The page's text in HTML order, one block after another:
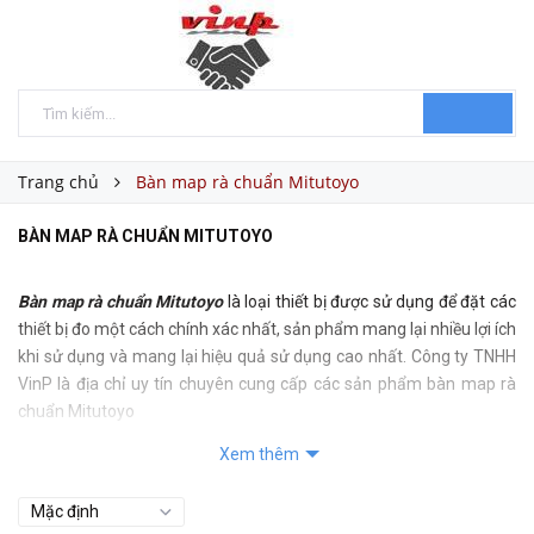
Trang chủ Bàn map rà chuẩn Mitutoyo
BÀN MAP RÀ CHUẨN MITUTOYO
Bàn map rà chuẩn Mitutoyolà loại thiết bị được sử dụng để đặt các
thiết bị đo một cách chính xác nhất, sản phẩm mang lại nhiều lợi ích
khi sử dụng và mang lại hiệu quả sử dụng cao nhất. Công ty TNHH
VinP là địa chỉ uy tín chuyên cung cấp các sản phẩm bàn map rà
chuẩn Mitutoyo
từ các loại đá granite chắc chắn,sản phẩm chuyên được sử
Xem thêm